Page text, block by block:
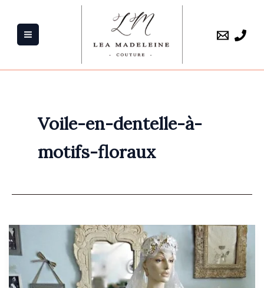
contenu
Voile-en-dentelle-à-
motifs-floraux